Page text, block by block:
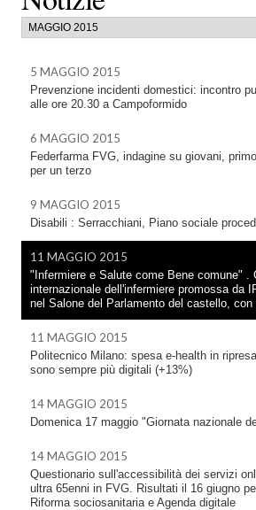
5 MAGGIO 2015
Prevenzione incidenti domestici: incontro
alle ore 20.30 a Campoformido
6 MAGGIO 2015
Federfarma FVG, indagine su giovani,
per un terzo
9 MAGGIO 2015
Disabili : Serracchiani, Piano sociale
11 MAGGIO 2015
"Infermiere e Salute come Bene comune" .
internazionale dell'infermiere promossa da
nel Salone del Parlamento del castello, con
11 MAGGIO 2015
Politecnico Milano: spesa e-health in
sono sempre più digitali (+13%)
14 MAGGIO 2015
Domenica 17 maggio "Giornata nazionale
14 MAGGIO 2015
Questionario sull'accessibilità dei servizi
ultra 65enni in FVG. Risultati il 16 giugno
Riforma sociosanitaria e Agenda digitale